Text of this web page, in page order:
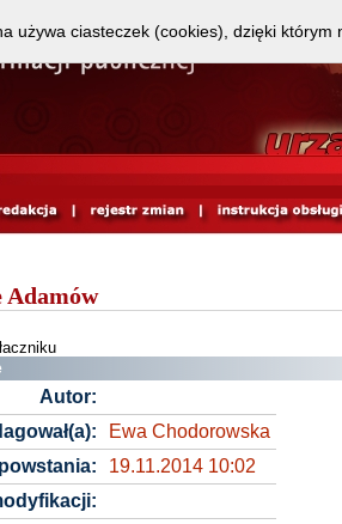
Adamów
Autor:
Ewa Chodorowska
19.11.2014 10:02
używa ciasteczek (cookies), dzięki którym